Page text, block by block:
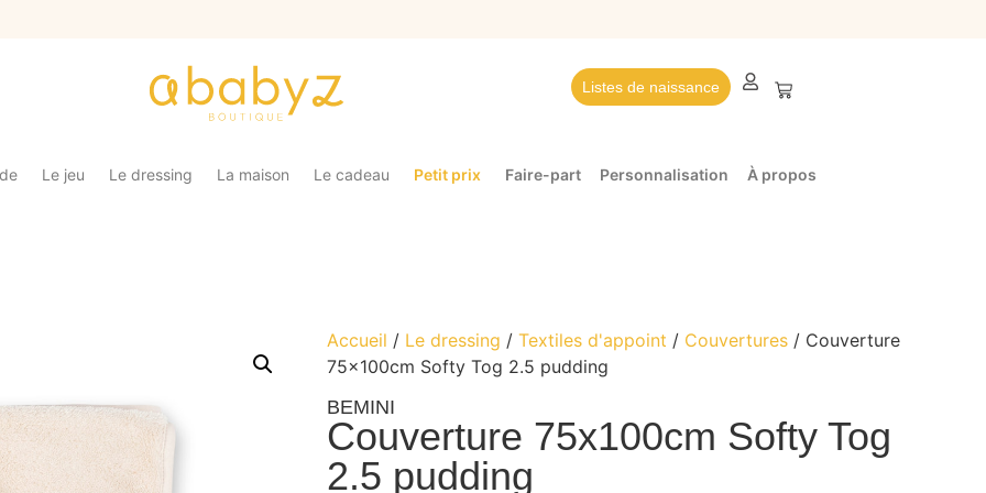
Listes de naissance
Le jeu Le dressing La maison Le cadeau Petit prix Faire-part Personnalisation À propos
Accueil / Le dressing / Textiles d'appoint / Couvertures/ Couverture
75x100cm Softy Tog 2.5 pudding
BEMINI
Couverture 75x100cm Softy Tog
2.5 pudding